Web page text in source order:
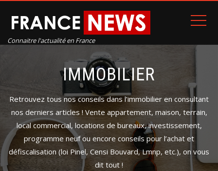
Connaitre l'actualité en France
IMMOBILIER
Retrouvez tous nos conseils dans l’immobilier en consultant
nos derniers articles ! Vente appartement, maison, terrain,
local commercial, locations de bureaux, investissement,
programme neuf ou encore conseils pour l’achat et
défiscalisation (loi Pinel, Censi Bouvard, Lmnp, etc.), on vous
dit tout !